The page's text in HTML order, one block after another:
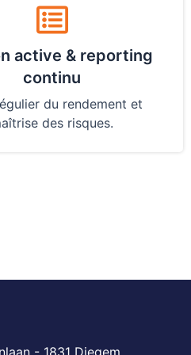
active & reporting
continu
du rendement et
des risques.